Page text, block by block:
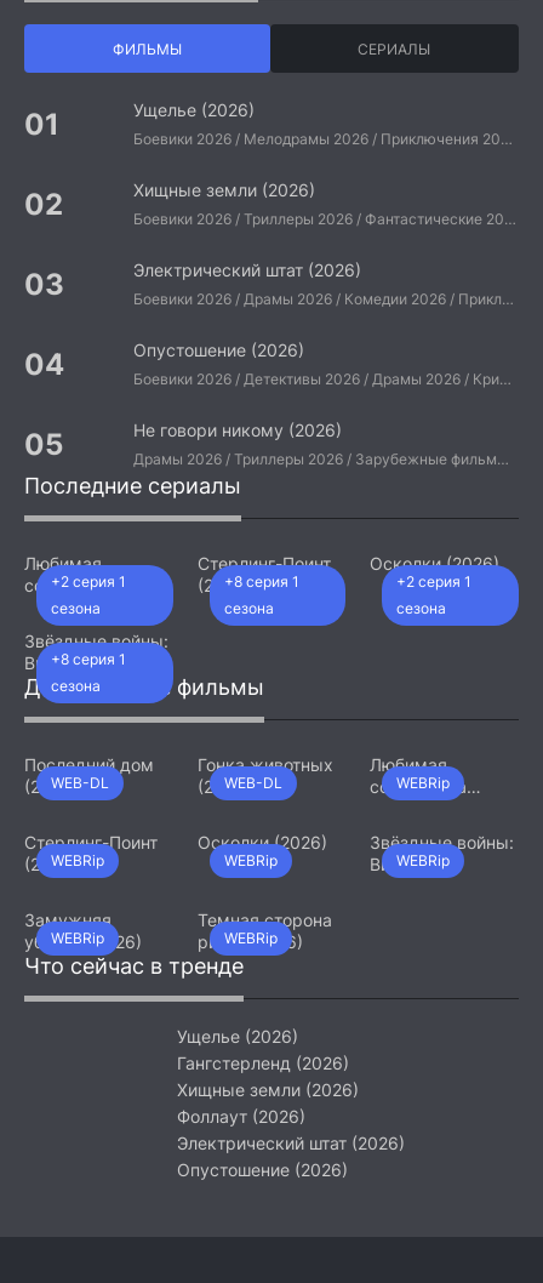
ФИЛЬМЫ СЕРИАЛЫ
Ущелье (2026)
Боевики 2026 / Мелодрамы 2026 / Приключения 2026 / Ужасы 2026 / Фантастические 2026 / Зарубежные фильмы 2026 / Американские фильмы / Фильмы 2026
Хищные земли (2026)
Боевики 2026 / Триллеры 2026 / Фантастические 2026 / Зарубежные фильмы 2026 / Американские фильмы / Фильмы 2026
Электрический штат (2026)
Боевики 2026 / Драмы 2026 / Комедии 2026 / Приключения 2026 / Фантастические 2026 / Зарубежные фильмы 2026 / Американские фильмы / Фильмы 2026
Опустошение (2026)
Боевики 2026 / Детективы 2026 / Драмы 2026 / Криминальные фильмы 2026 / Триллеры 2026 / Зарубежные фильмы 2026 / Американские фильмы / Фильмы 2026
Не говори никому (2026)
Драмы 2026 / Триллеры 2026 / Зарубежные фильмы 2026 / Американские фильмы / Фильмы 2026
Последние сериалы
+2 серия 1
сезона
Любимая
сотрудница
(2026)
+8 серия 1
сезона
Стерлинг-Поинт
(2026)
+2 серия 1
сезона
Осколки (2026)
+8 серия 1
сезона
Звёздные войны:
Видения.
Девятый джедай
(2026)
Добавленные фильмы
WEB-DL
Последний дом
(2026)
WEB-DL
Гонка животных
(2026)
WEBRip
Любимая
сотрудница
WEBRip
Стерлинг-Поинт
(2026)
WEBRip
Осколки (2026)
WEBRip
Звёздные войны:
Видения.
WEBRip
Замужняя
убийца (2026)
WEBRip
Темная сторона
ринга (2026)
Что сейчас в тренде
Ущелье (2026)
Гангстерленд (2026)
Хищные земли (2026)
Фоллаут (2026)
Электрический штат (2026)
Опустошение (2026)